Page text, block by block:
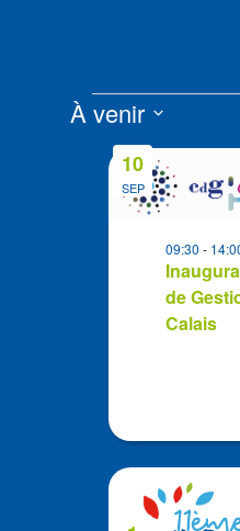
À venir
Sélectionnez
List
events
SEP
10
de
Calais
09:30-